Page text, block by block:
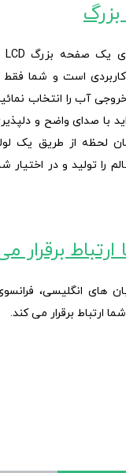
است و شما فقط
آب را انتخاب
با صدای واضح و
لحظه از طریق یک
را تولید و در اختیار
به زبان های انگلیسی،
ارتباط برقرار می کند.